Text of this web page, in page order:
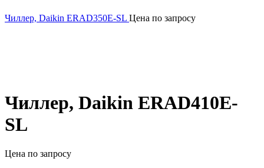
Чиллер, Daikin ERAD350E-SL Цена по запросу
Чиллер, Daikin ERAD410E-
SL
Цена по запросу